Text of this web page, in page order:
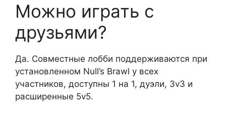
Можно играть с
друзьями?
Да. Совместные лобби поддерживаются при
установленном Null’s Brawl у всех
участников, доступны 1 на 1, дуэли, 3v3 и
расширенные 5v5.